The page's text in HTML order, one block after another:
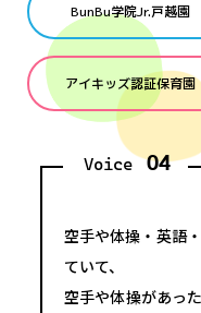
BunBu学院Jr.戸越園
アイキッズ認証保育園
Voice 04
空手や体操・英語
ていて、
空手や体操があっ